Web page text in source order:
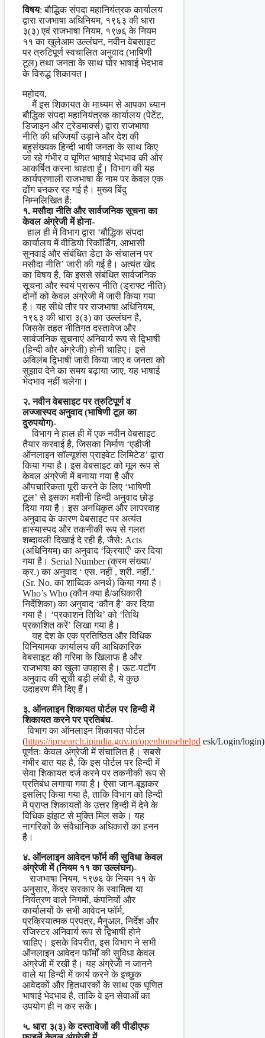
विषय: बौद्धिक संपदा महानियंत्रक कार्यालय
द्वारा राजभाषा अधिनियम, १९६३ की धारा
३(३) एवं राजभाषा नियम, १९७६ के नियम
११ का खुलेआम उल्लंघन, नवीन वेबसाइट
पर त्रुटिपूर्ण स्वचालित अनुवाद (भाषिणी
टूल) तथा जनता के साथ घोर भाषाई भेदभाव
के विरुद्ध शिकायत।
महोदय,
मैं इस शिकायत के माध्यम से आपका ध्यान
बौद्धिक संपदा महानियंत्रक कार्यालय (पेटेंट,
डिजाइन और ट्रेडमार्क्स) द्वारा राजभाषा
नीति की धज्जियाँ उड़ाने और देश की
बहुसंख्यक हिन्दी भाषी जनता के साथ किए
जा रहे गंभीर व घृणित भाषाई भेदभाव की ओर
आकर्षित करना चाहता हूँ। विभाग की यह
कार्यप्रणाली राजभाषा के नाम पर केवल एक
ढोंग बनकर रह गई है। मुख्य बिंदु
निम्नलिखित हैं:
१. मसौदा नीति और सार्वजनिक सूचना का
केवल अंग्रेजी में होना-
हाल ही में विभाग द्वारा ‘बौद्धिक संपदा
कार्यालय में वीडियो रिकॉर्डिंग, आभासी
सुनवाई और संबंधित डेटा के संचालन पर
मसौदा नीति’ जारी की गई है। अत्यंत खेद
का विषय है, कि इससे संबंधित सार्वजनिक
सूचना और स्वयं प्रारूप नीति (ड्राफ्ट नीति)
दोनों को केवल अंग्रेजी में जारी किया गया
है। यह सीधे तौर पर राजभाषा अधिनियम,
१९६३ की धारा ३(३) का उल्लंघन है,
जिसके तहत नीतिगत दस्तावेज और
सार्वजनिक सूचनाएं अनिवार्य रूप से द्विभाषी
(हिन्दी और अंग्रेजी) होनी चाहिए। इसे
अविलंब द्विभाषी जारी किया जाए व जनता को
सुझाव देने का समय बढ़ाया जाए, यह भाषाई
भेदभाव नहीं चलेगा।
२. नवीन वेबसाइट पर त्रुटिपूर्ण व
लज्जास्पद अनुवाद (भाषिणी टूल का
दुरुपयोग)-
विभाग ने हाल ही में एक नवीन वेबसाइट
तैयार करवाई है, जिसका निर्माण ‘एडीजी
ऑनलाइन सॉल्यूशंस प्राइवेट लिमिटेड’ द्वारा
किया गया है। इस वेबसाइट को मूल रूप से
केवल अंग्रेजी में बनाया गया है और
औपचारिकता पूरी करने के लिए ‘भाषिणी
टूल’ से इसका मशीनी हिन्दी अनुवाद छोड़
दिया गया है। इस अनधिकृत और लापरवाह
अनुवाद के कारण वेबसाइट पर अत्यंत
हास्यास्पद और तकनीकी रूप से गलत
शब्दावली दिखाई दे रही है, जैसे: Acts
(अधिनियम) का अनुवाद ‘क्रियाएँ’ कर दिया
गया है। Serial Number (क्रम संख्या/
क्र.) का अनुवाद ‘ एस. नहीं , श्री. नहीं.’
(Sr. No. का शाब्दिक अनर्थ) किया गया है।
Who’s Who (कौन क्या है/अधिकारी
निर्देशिका) का अनुवाद ‘कौन है’ कर दिया
गया है। ‘प्रकाशन तिथि’ को ‘तिथि
प्रकाशित करें’ लिखा गया है।
यह देश के एक प्रतिष्ठित और विधिक
विनियामक कार्यालय की आधिकारिक
वेबसाइट की गरिमा के खिलाफ है और
राजभाषा का खुला उपहास है। ऊट-पटाँग
अनुवाद की सूची बड़ी लंबी है, ये कुछ
उदाहरण मैंने दिए हैं।
३. ऑनलाइन शिकायत पोर्टल पर हिन्दी में
शिकायत करने पर प्रतिबंध-
विभाग का ऑनलाइन शिकायत पोर्टल
(https://iprsearch.ipindia.gov.in/openhousehelpd esk/Login/login)
पूर्णतः केवल अंग्रेजी में संचालित है। सबसे
गंभीर बात यह है, कि इस पोर्टल पर हिन्दी में
सेवा शिकायत दर्ज करने पर तकनीकी रूप से
प्रतिबंध लगाया गया है। ऐसा जान-बूझकर
इसलिए किया गया है, ताकि विभाग को हिन्दी
में प्राप्त शिकायतों के उत्तर हिन्दी में देने के
विधिक झंझट से मुक्ति मिल सके। यह
नागरिकों के संवैधानिक अधिकारों का हनन
है।
४. ऑनलाइन आवेदन फॉर्म की सुविधा केवल
अंग्रेजी में (नियम ११ का उल्लंघन)-
राजभाषा नियम, १९७६ के नियम ११ के
अनुसार, केंद्र सरकार के स्वामित्व या
नियंत्रण वाले निगमों, कंपनियों और
कार्यालयों के सभी आवेदन फॉर्म,
प्रक्रियात्मक प्रपत्र, मैनुअल, निर्देश और
रजिस्टर अनिवार्य रूप से द्विभाषी होने
चाहिए। इसके विपरीत, इस विभाग ने सभी
ऑनलाइन आवेदन फॉर्मों की सुविधा केवल
अंग्रेजी में रखी है। यह अंग्रेजी न जानने
वाले या हिन्दी में कार्य करने के इच्छुक
आवेदकों और हितधारकों के साथ एक घृणित
भाषाई भेदभाव है, ताकि वे इन सेवाओं का
उपयोग ही न कर सकें।
५. धारा ३(३) के दस्तावेजों की पीडीएफ